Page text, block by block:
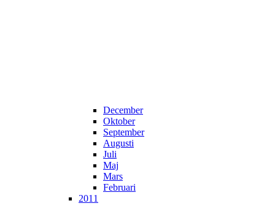
December
Oktober
September
Augusti
Juli
Maj
Mars
Februari
2011